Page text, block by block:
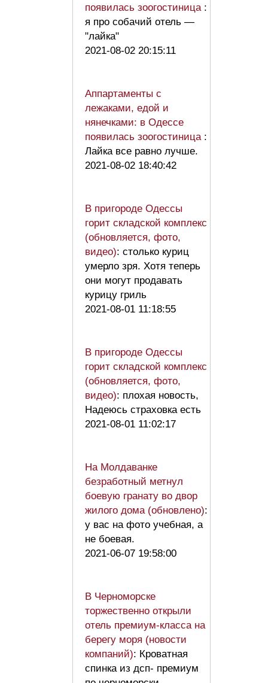
появилась зоогостиница :
я про собачий отель —
"лайка"
2021-08-02 20:15:11
Аппартаменты с
лежаками, едой и
нянечками: в Одессе
появилась зоогостиница :
Лайка все равно лучше.
2021-08-02 18:40:42
В пригороде Одессы
горит складской комплекс
(обновляется, фото,
видео): столько куриц
умерло зря. Хотя теперь
они могут продавать
курицу гриль
2021-08-01 11:18:55
В пригороде Одессы
горит складской комплекс
(обновляется, фото,
видео): плохая новость,
Надеюсь страховка есть
2021-08-01 11:02:17
На Молдаванке
безработный метнул
боевую гранату во двор
жилого дома (обновлено):
у вас на фото учебная, а
не боевая.
2021-06-07 19:58:00
В Черноморске
торжественно открыли
отель премиум-класса на
берегу моря (новости
компаний): Кроватная
спинка из дсп- премиум